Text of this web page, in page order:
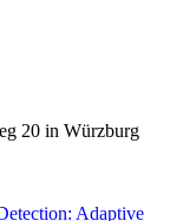
Adaptive